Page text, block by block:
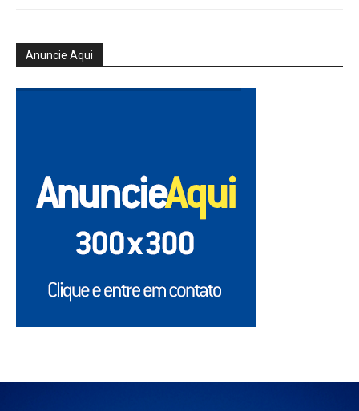
Anuncie Aqui